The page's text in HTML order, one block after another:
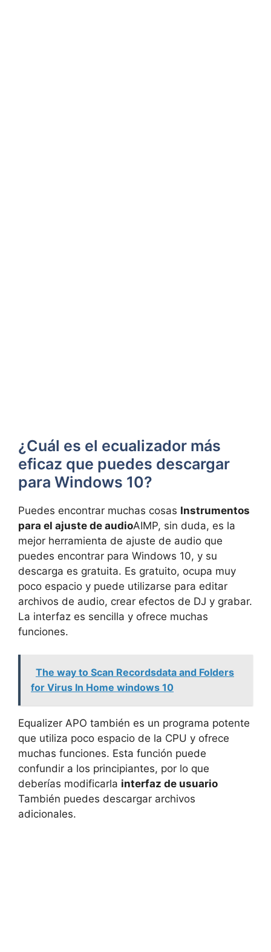
¿Cuál es el ecualizador más
eficaz que puedes descargar
para Windows 10?
Puedes encontrar muchas cosas Instrumentos
para el ajuste de audioAIMP, sin duda, es la
mejor herramienta de ajuste de audio que
puedes encontrar para Windows 10, y su
descarga es gratuita. Es gratuito, ocupa muy
poco espacio y puede utilizarse para editar
archivos de audio, crear efectos de DJ y grabar.
La interfaz es sencilla y ofrece muchas
funciones.
The way to Scan Recordsdata and Folders
for Virus In Home windows 10
Equalizer APO también es un programa potente
que utiliza poco espacio de la CPU y ofrece
muchas funciones. Esta función puede
confundir a los principiantes, por lo que
deberías modificarla interfaz de usuario
También puedes descargar archivos
adicionales.